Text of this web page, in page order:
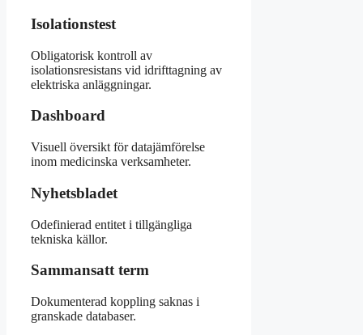
Isolationstest
Obligatorisk kontroll av
isolationsresistans vid idrifttagning av
elektriska anläggningar.
Dashboard
Visuell översikt för datajämförelse
inom medicinska verksamheter.
Nyhetsbladet
Odefinierad entitet i tillgängliga
tekniska källor.
Sammansatt term
Dokumenterad koppling saknas i
granskade databaser.